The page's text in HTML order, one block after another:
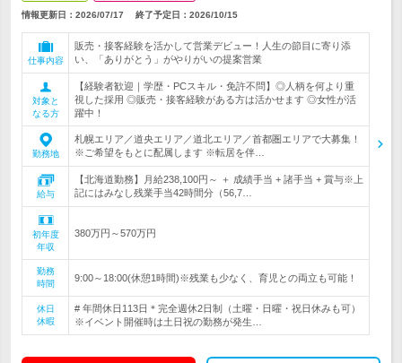
情報更新日：2026/07/17 終了予定日： 2026/10/15
仕事内容
販売・接客経験を活かして営業デビュー！人生の節目に寄り添
い、「ありがとう」がやりがいの提案営業
対象と
なる方
【経験者歓迎｜学歴・PCスキル・免許不問】◎人柄を何より重
視した採用 ◎販売・接客経験がある方は活かせます ◎女性が活
躍中！
勤務地
札幌エリア／道央エリア／道北エリア／首都圏エリアで大募集！
※ご希望をもとに配属します ※転居を伴…
給与
【北海道勤務】月給238,100円～ ＋ 成績手当 + 諸手当 + 賞与※上
記にはみなし残業手当42時間分（56,7…
初年度
年収
380万円～570万円
勤務
時間
9:00～18:00(休憩1時間)※残業も少なく、育児との両立も可能！
休日
休暇
# 年間休日113日＊完全週休2日制（土曜・日曜・祝日休みも可）
※イベント開催時は土日祝の勤務が発生…